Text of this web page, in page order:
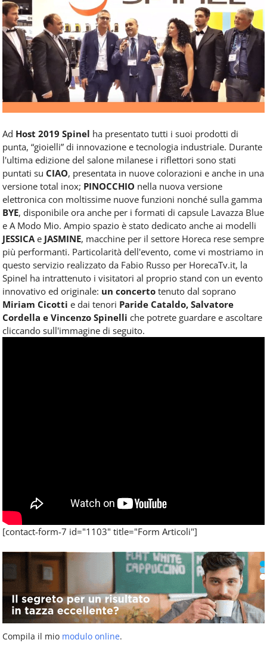
Service
e
tutte
le
novità
comparto
Horeca.
Ad Host 2019 Spinel ha presentato tutti i suoi prodotti di
punta, “gioielli” di innovazione e tecnologia industriale. Durante
l'ultima edizione del salone milanese i riflettori sono stati
puntati su CIAO, presentata in nuove colorazioni e anche in una
versione total inox; PINOCCHIO nella nuova versione
elettronica con moltissime nuove funzioni nonché sulla gamma
BYE, disponibile ora anche per i formati di capsule Lavazza Blue
e A Modo Mio. Ampio spazio è stato dedicato anche ai modelli
JESSICA e JASMINE, macchine per il settore Horeca rese sempre
più performanti. Particolarità dell'evento, come vi mostriamo in
questo servizio realizzato da Fabio Russo per HorecaTv.it, la
Spinel ha intrattenuto i visitatori al proprio stand con un evento
innovativo ed originale: un concerto tenuto dal soprano
Miriam Cicotti e dai tenori Paride Cataldo, Salvatore
Cordella e Vincenzo Spinelli che potrete guardare e ascoltare
cliccando sull'immagine di seguito.
[contact-form-7 id="1103" title="Form Articoli"]
Compila il mio modulo online.